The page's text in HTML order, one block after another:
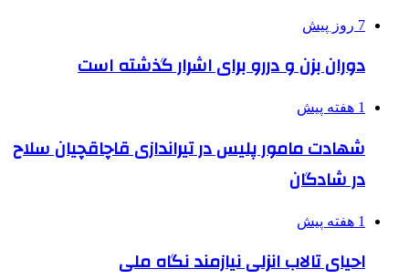
7 روز پیش
دوران بزن و دررو برای اشرار گذشته است
1 هفته پیش
شهادت مامور پلیس در تیراندازی قاچاقچیان سلاح
در شادگان
1 هفته پیش
احیای تالاب انزلی نیازمند نگاه ملی